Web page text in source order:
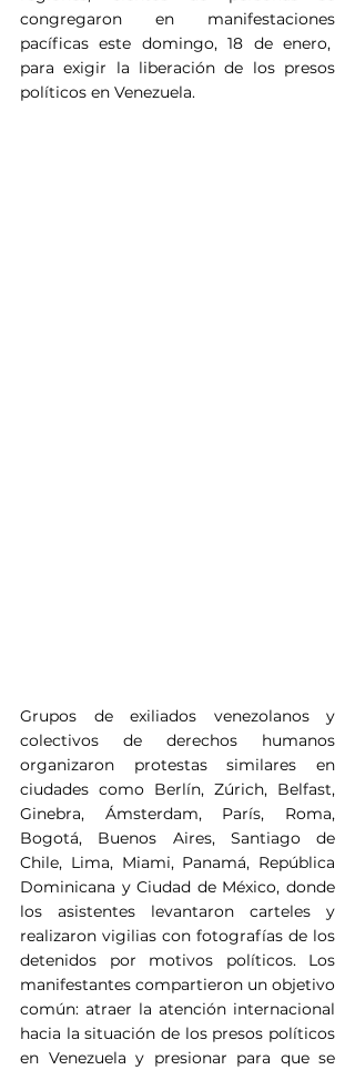
congregaron en manifestaciones
pacíficas este domingo, 18 de enero,
para exigir la liberación de los presos
políticos en Venezuela.
Grupos de exiliados venezolanos y
colectivos de derechos humanos
organizaron protestas similares en
ciudades como Berlín, Zúrich, Belfast,
Ginebra, Ámsterdam, París, Roma,
Bogotá, Buenos Aires, Santiago de
Chile, Lima, Miami, Panamá, República
Dominicana y Ciudad de México, donde
los asistentes levantaron carteles y
realizaron vigilias con fotografías de los
detenidos por motivos políticos. Los
manifestantes compartieron un objetivo
común: atraer la atención internacional
hacia la situación de los presos políticos
en Venezuela y presionar para que se